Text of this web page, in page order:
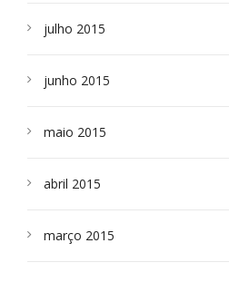
julho 2015
junho 2015
maio 2015
abril 2015
março 2015